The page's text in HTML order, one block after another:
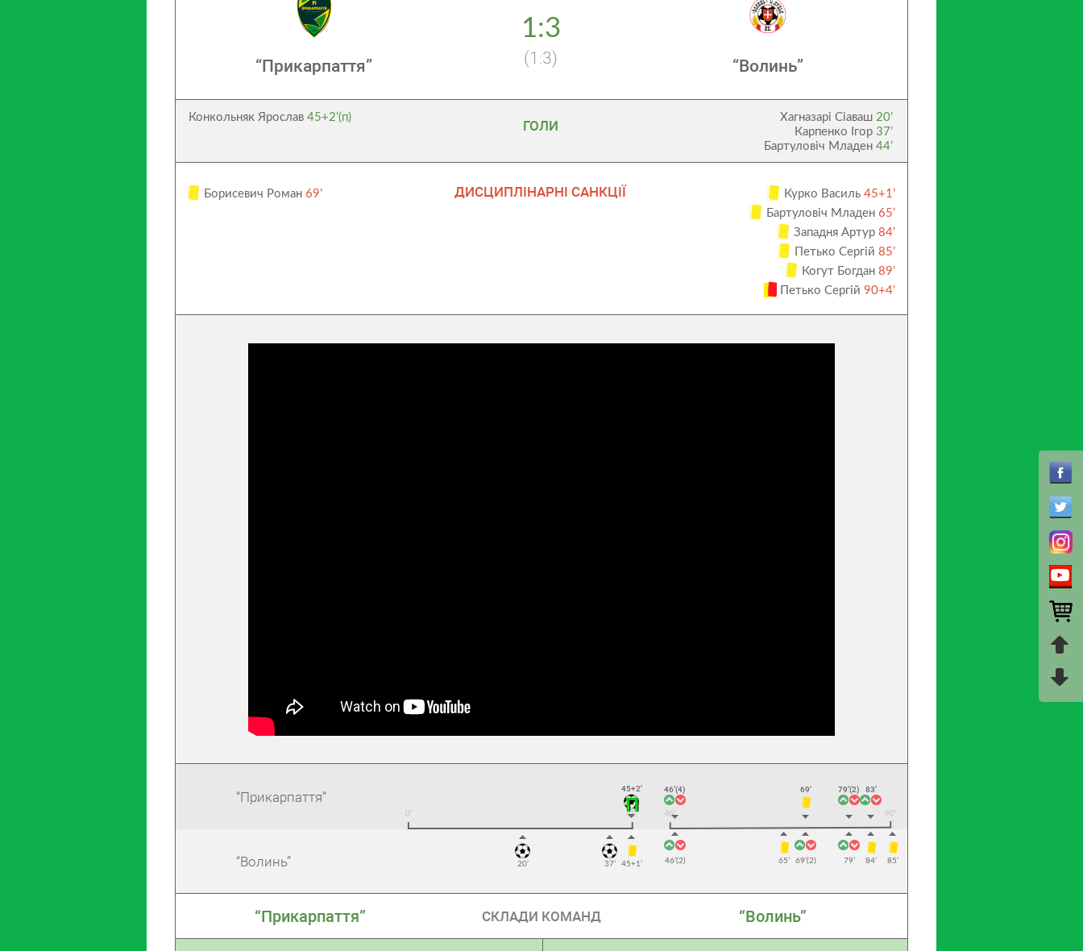
“Прикарпаття”
1:3
(1:3) “Волинь”
Конкольняк Ярослав45+2’(п) ГОЛИ Хагназарі Сіаваш 20’
Карпенко Ігор 37’
Бартуловіч Младен 44’
Борисевич Роман 69’ ДИСЦИПЛІНАРНІ САНКЦІЇ Курко Василь 45+1’
Бартуловіч Младен 65’
Западня Артур 84’
Петько Сергій 85’
Когут Богдан 89’
Петько Сергій 90+4’
“Прикарпаття”
“Волинь”
45+2’
20’ 37’ 45+1’
46’(4) 69’ 79’(2) 83’
46’(2) 65’ 69’(2) 79’ 84’ 85’
“Прикарпаття” СКЛАДИ КОМАНД “Волинь”